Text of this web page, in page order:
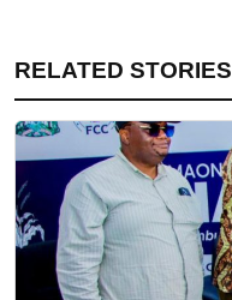
RELATED STORIES